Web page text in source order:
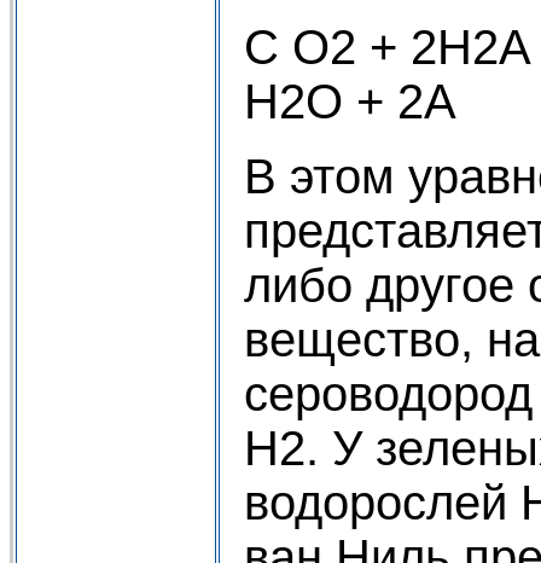
С О2 + 2Н2А
Н2О + 2А
В этом
либо другое
вещество,
Н2. У
водорослей